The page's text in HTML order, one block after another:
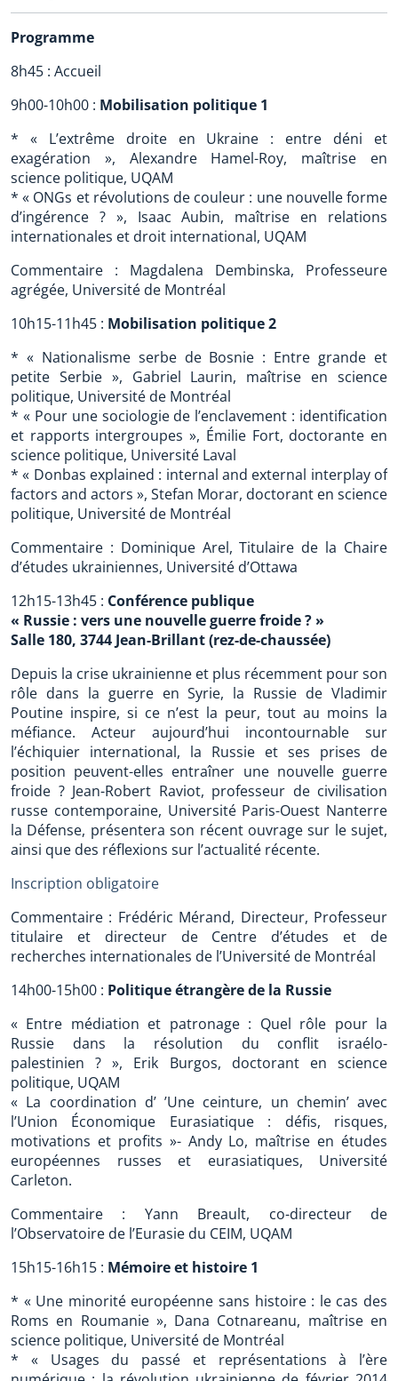
Programme
8h45 : Accueil
9h00-10h00 : Mobilisation politique 1
* « L’extrême droite en Ukraine : entre déni et
exagération », Alexandre Hamel-Roy, maîtrise en
science politique, UQAM
* « ONGs et révolutions de couleur : une nouvelle forme
d’ingérence ? », Isaac Aubin, maîtrise en relations
internationales et droit international, UQAM
Commentaire : Magdalena Dembinska, Professeure
agrégée, Université de Montréal
10h15-11h45 : Mobilisation politique 2
* « Nationalisme serbe de Bosnie : Entre grande et
petite Serbie », Gabriel Laurin, maîtrise en science
politique, Université de Montréal
* « Pour une sociologie de l’enclavement : identification
et rapports intergroupes », Émilie Fort, doctorante en
science politique, Université Laval
* « Donbas explained : internal and external interplay of
factors and actors », Stefan Morar, doctorant en science
politique, Université de Montréal
Commentaire : Dominique Arel, Titulaire de la Chaire
d’études ukrainiennes, Université d’Ottawa
12h15-13h45 : Conférence publique
« Russie : vers une nouvelle guerre froide ? »
Salle 180, 3744 Jean-Brillant (rez-de-chaussée)
Depuis la crise ukrainienne et plus récemment pour son
rôle dans la guerre en Syrie, la Russie de Vladimir
Poutine inspire, si ce n’est la peur, tout au moins la
méfiance. Acteur aujourd’hui incontournable sur
l’échiquier international, la Russie et ses prises de
position peuvent-elles entraîner une nouvelle guerre
froide ? Jean-Robert Raviot, professeur de civilisation
russe contemporaine, Université Paris-Ouest Nanterre
la Défense, présentera son récent ouvrage sur le sujet,
ainsi que des réflexions sur l’actualité récente.
Inscription obligatoire
Commentaire : Frédéric Mérand, Directeur, Professeur
titulaire et directeur de Centre d’études et de
recherches internationales de l’Université de Montréal
14h00-15h00 : Politique étrangère de la Russie
« Entre médiation et patronage : Quel rôle pour la
Russie dans la résolution du conflit israélo-
palestinien ? », Erik Burgos, doctorant en science
politique, UQAM
« La coordination d’ ’Une ceinture, un chemin’ avec
l’Union Économique Eurasiatique : défis, risques,
motivations et profits »- Andy Lo, maîtrise en études
européennes russes et eurasiatiques, Université
Carleton.
Commentaire : Yann Breault, co-directeur de
l’Observatoire de l’Eurasie du CEIM, UQAM
15h15-16h15 : Mémoire et histoire 1
* « Une minorité européenne sans histoire : le cas des
Roms en Roumanie », Dana Cotnareanu, maîtrise en
science politique, Université de Montréal
* « Usages du passé et représentations à l’ère